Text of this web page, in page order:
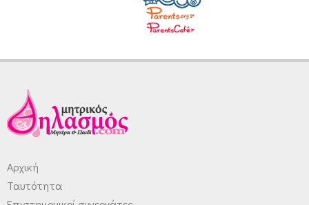
Αρχική
Ταυτότητα